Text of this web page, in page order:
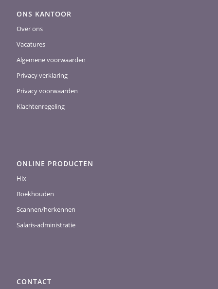
ONS KANTOOR
Over ons
Vacatures
Algemene voorwaarden
Privacy verklaring
Privacy voorwaarden
Klachtenregeling
ONLINE PRODUCTEN
Hix
Boekhouden
Scannen/herkennen
Salaris-administratie
CONTACT